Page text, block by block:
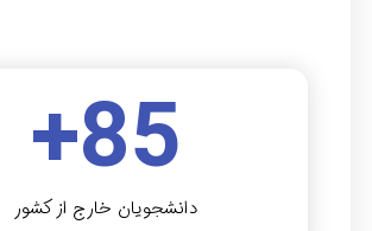
دانشجویان خارج از کشور
85
+